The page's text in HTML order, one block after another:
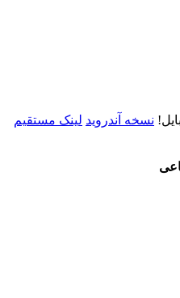
نسخه آندروید لینک مستقیم